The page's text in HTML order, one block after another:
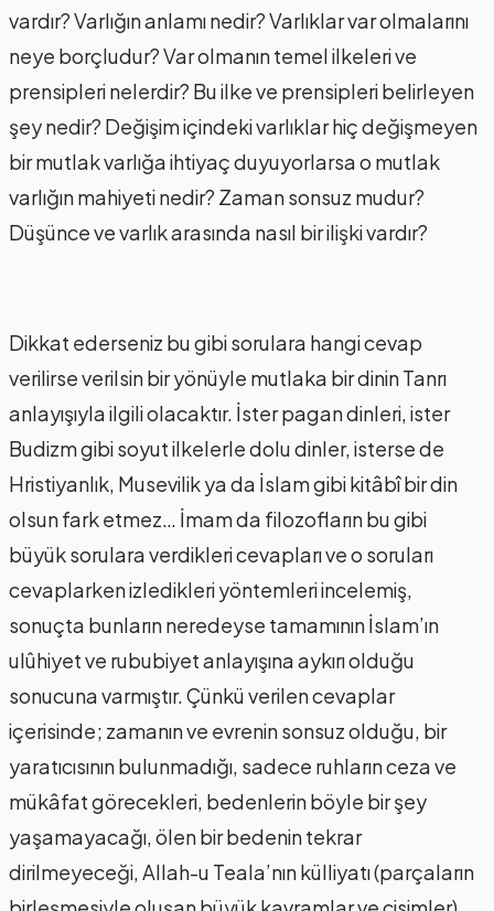
vardır? Varlığın anlamı nedir? Varlıklar var olmalarını
neye borçludur? Var olmanın temel ilkeleri ve
prensipleri nelerdir? Bu ilke ve prensipleri belirleyen
şey nedir? Değişim içindeki varlıklar hiç değişmeyen
bir mutlak varlığa ihtiyaç duyuyorlarsa o mutlak
varlığın mahiyeti nedir? Zaman sonsuz mudur?
Düşünce ve varlık arasında nasıl bir ilişki vardır?
Dikkat ederseniz bu gibi sorulara hangi cevap
verilirse verilsin bir yönüyle mutlaka bir dinin Tanrı
anlayışıyla ilgili olacaktır. İster pagan dinleri, ister
Budizm gibi soyut ilkelerle dolu dinler, isterse de
Hristiyanlık, Musevilik ya da İslam gibi kitâbî bir din
olsun fark etmez… İmam da filozofların bu gibi
büyük sorulara verdikleri cevapları ve o soruları
cevaplarken izledikleri yöntemleri incelemiş,
sonuçta bunların neredeyse tamamının İslam’ın
ulûhiyet ve rububiyet anlayışına aykırı olduğu
sonucuna varmıştır. Çünkü verilen cevaplar
içerisinde; zamanın ve evrenin sonsuz olduğu, bir
yaratıcısının bulunmadığı, sadece ruhların ceza ve
mükâfat görecekleri, bedenlerin böyle bir şey
yaşamayacağı, ölen bir bedenin tekrar
dirilmeyeceği, Allah-u Teala’nın külliyatı (parçaların